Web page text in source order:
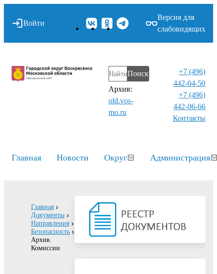
Войти
Версия для
слабовидящих
Поиск
Архив:
old.vos-
mo.ru
+7 (496)
442-04-50
+7 (496)
442-06-66
Контакты⁠
Главная Новости Округ Администрация
Главная
Документы
Направления
Безопасность
Архив.
Комиссии